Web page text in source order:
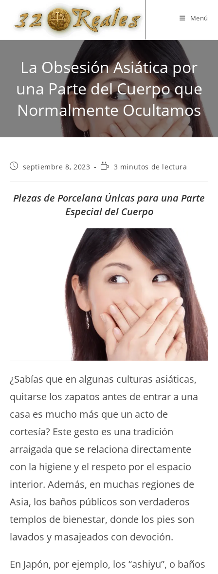
contenido
Menú
La Obsesión Asiática por
una Parte del Cuerpo que
Normalmente Ocultamos
Publicación
entrada:
septiembre 8, 2023
Tiempo3 minutos de lectura
Piezas de Porcelana Únicas para una Parte
Especial del Cuerpo
¿Sabías que en algunas culturas asiáticas,
quitarse los zapatos antes de entrar a una
casa es mucho más que un acto de
cortesía? Este gesto es una tradición
arraigada que se relaciona directamente
con la higiene y el respeto por el espacio
interior. Además, en muchas regiones de
Asia, los baños públicos son verdaderos
templos de bienestar, donde los pies son
lavados y masajeados con devoción.
En Japón, por ejemplo, los “ashiyu”, o baños